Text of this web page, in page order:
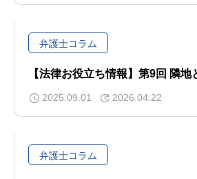
弁護士コラム
【法律お役立ち情報】第9回 隣
2025.09.01 2026.04.22
弁護士コラム